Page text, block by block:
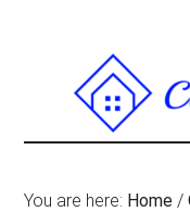
You are here: Home /